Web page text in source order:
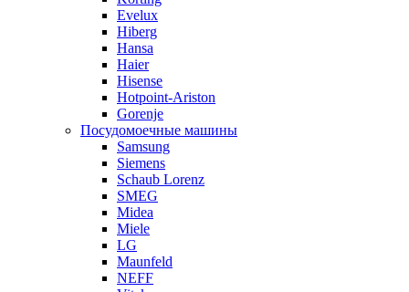
Evelux
Hiberg
Hansa
Haier
Hisense
Hotpoint-Ariston
Gorenje
Посудомоечные машины
Samsung
Siemens
Schaub Lorenz
SMEG
Midea
Miele
LG
Maunfeld
NEFF